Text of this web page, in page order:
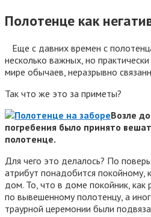
Полотенце как
Еще с давних времен с
несколько важных, но
мире обычаев, неразрывно
Так что же это за приметы?
Возле
погребения было принято
полотенце.
Для чего это делалось? По
атрибут понадобится покойному,
дом. То, что в доме покойник,
по вывешенному полотенцу, а
траурной церемонии были